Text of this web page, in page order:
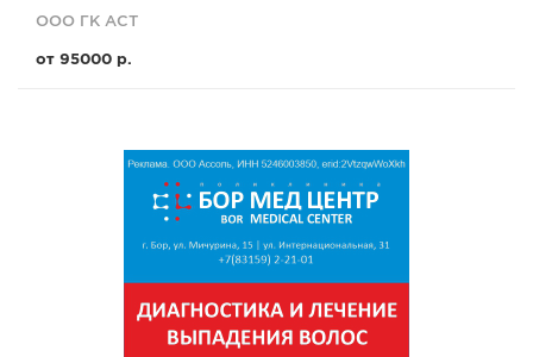
ООО ГК АСТ
от 95000 р.